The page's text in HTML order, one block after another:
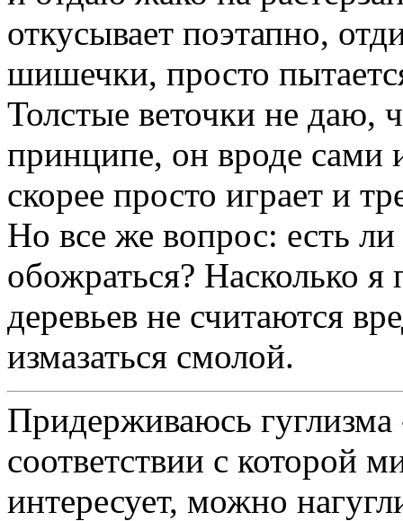
откусывает поэтапно,
шишечки, просто
Толстые веточки не даю,
принципе, он вроде сами
скорее просто играет и
Но все же вопрос: есть
обожраться? Насколько
деревьев не считаются
измазаться смолой.
Придерживаюсь
соответствии с которой
интересует, можно